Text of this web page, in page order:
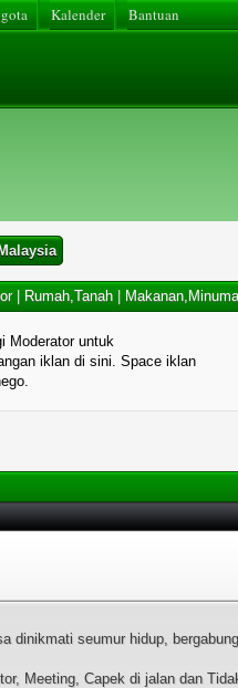
Kalender Bantuan
| Rumah,Tanah
Moderator untuk
iklan di sini. Space iklan
seumur hidup,
Meeting, Capek di jalan dan